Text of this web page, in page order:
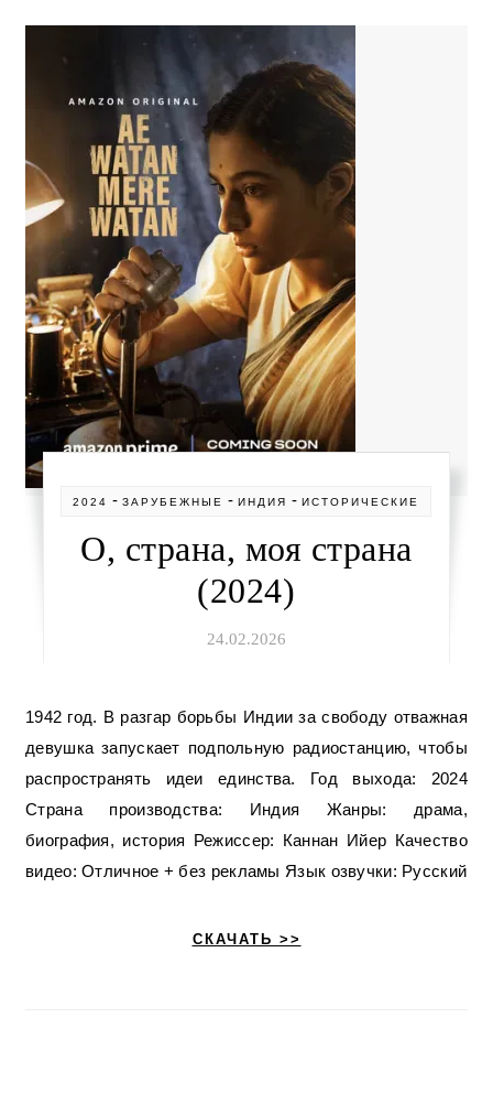
2024 -ЗАРУБЕЖНЫЕ -ИНДИЯ -ИСТОРИЧЕСКИЕ
О, страна, моя страна
(2024)
24.02.2026
1942 год. В разгар борьбы Индии за свободу отважная
девушка запускает подпольную радиостанцию, чтобы
распространять идеи единства. Год выхода: 2024
Страна производства: Индия Жанры: драма,
биография, история Режиссер: Каннан Ийер Качество
видео: Отличное + без рекламы Язык озвучки: Русский
СКАЧАТЬ >>